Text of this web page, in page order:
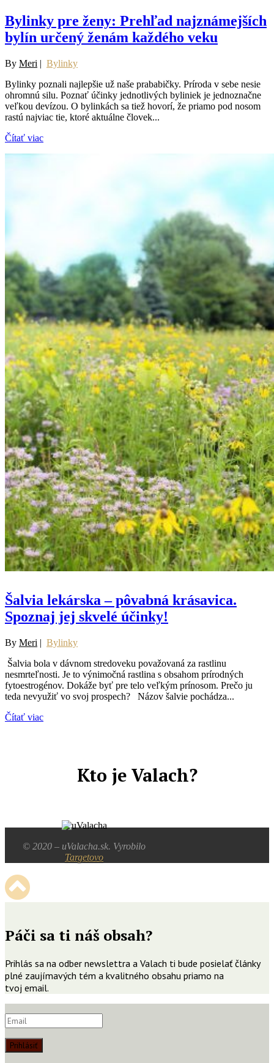
Bylinky pre ženy: Prehľad najznámejších
bylín určený ženám každého veku
By Meri | Bylinky
Bylinky poznali najlepšie už naše prababičky. Príroda v sebe nesie
ohromnú silu. Poznať účinky jednotlivých byliniek je jednoznačne
veľkou devízou. O bylinkách sa tiež hovorí, že priamo pod nosom
rastú najviac tie, ktoré aktuálne človek...
Čítať viac
Šalvia lekárska – pôvabná krásavica.
Spoznaj jej skvelé účinky!
By Meri | Bylinky
Šalvia bola v dávnom stredoveku považovaná za rastlinu
nesmrteľnosti. Je to výnimočná rastlina s obsahom prírodných
fytoestrogénov. Dokáže byť pre telo veľkým prínosom. Prečo ju
teda nevyužiť vo svoj prospech? Názov šalvie pochádza...
Čítať viac
Kto je Valach?
© 2020 – uValacha.sk. Vyrobilo
Targetovo
Páči sa ti náš obsah?
Prihlás sa na odber newslettra a Valach ti bude posielať články
plné zaujímavých tém a kvalitného obsahu priamo na
tvoj email.
Prihlásiť